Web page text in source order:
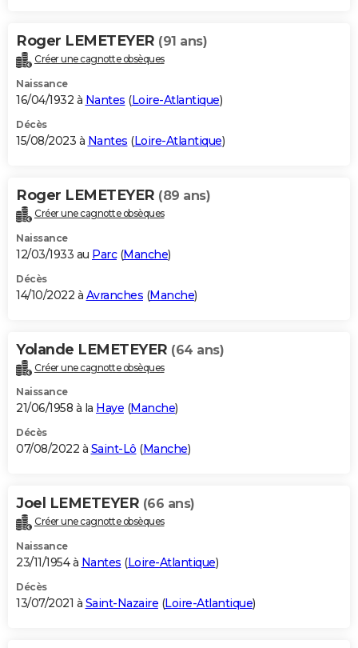
Bricolage
Lifestyle
Culture
Sport
Auto
Television
Voyage
Cinema
Roger LEMETEYER (91 ans)
Créer une cagnotte obsèques
Naissance
16/04/1932 à Nantes (Loire-Atlantique)
Décès
15/08/2023 à Nantes (Loire-Atlantique)
Roger LEMETEYER (89 ans)
Créer une cagnotte obsèques
Naissance
12/03/1933 au Parc(Manche)
Décès
14/10/2022 à Avranches (Manche)
Yolande LEMETEYER (64 ans)
Créer une cagnotte obsèques
Naissance
21/06/1958 à la Haye (Manche)
Décès
07/08/2022 à Saint-Lô (Manche)
Joel LEMETEYER (66 ans)
Créer une cagnotte obsèques
Naissance
23/11/1954 à Nantes (Loire-Atlantique)
Décès
13/07/2021 à Saint-Nazaire (Loire-Atlantique)